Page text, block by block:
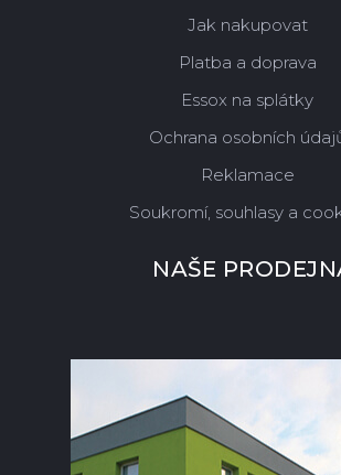
Jak nakupovat
Platba a doprava
Essox na splátky
Ochrana osobních
Reklamace
Soukromí, souhlasy a
NAŠE